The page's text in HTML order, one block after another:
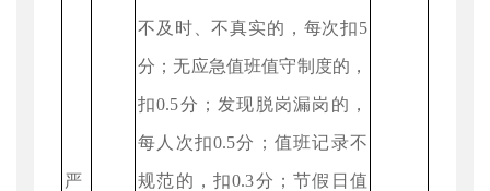
严
不及时、不真实的，每次扣5
分；无应急值班值守制度的，
扣0.5分；发现脱岗漏岗的，
每人次扣0.5分；值班记录不
规范的，扣0.3分；节假日值